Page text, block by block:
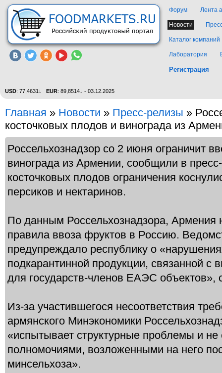
Форум Лента
Новости
Каталог компаний
Лаборатория
Регистрация
USD: 77,4631↓ EUR: 89,8514↓ - 03.12.2025
Главная » Новости » Пресс-релизы »
косточковых плодов и винограда из
Россельхознадзор со 2 июня ограничит
винограда из Армении, сообщили в
косточковых плодов ограничения
персиков и нектаринов.
По данным Россельхознадзора, Армения
правила ввоза фруктов в Россию.
предупреждало республику о
подкарантинной продукции, связанной с
для государств-членов ЕАЭС объектов»,
Из-за участившегося несоответствия
армянского Минэкономики
«испытывает структурные проблемы и не
полномочиями, возложенными на него
минсельхоза».